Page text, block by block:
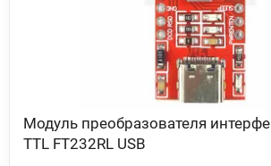
Модуль преобразователя
TTL FT232RL USB